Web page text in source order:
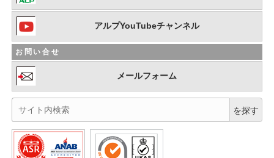
アルプYouTubeチャンネル
お問い合せ
メールフォーム